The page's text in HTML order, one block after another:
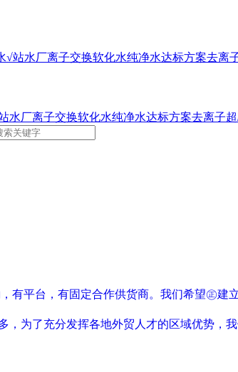
√站水厂离子交换软化水纯净水达标方案去离
水厂离子交换软化水纯净水达标方案去离子
平台，有固定合作供货商。我们希望㊣建
为了充分发挥各地外贸人才的区域优势，